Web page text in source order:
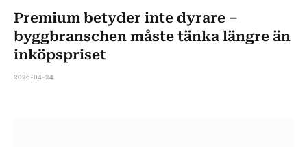
Premium betyder inte dyrare –
byggbranschen måste tänka längre än
inköpspriset
2026-04-24